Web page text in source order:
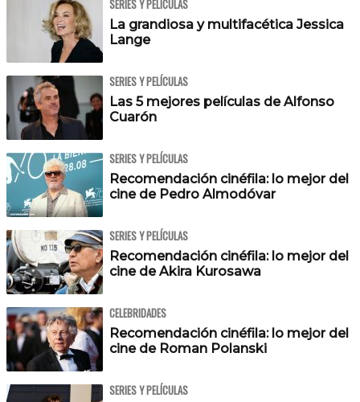
SERIES Y PELÍCULAS
La grandiosa y multifacética Jessica
Lange
SERIES Y PELÍCULAS
Las 5 mejores películas de Alfonso
Cuarón
SERIES Y PELÍCULAS
Recomendación cinéfila: lo mejor del
cine de Pedro Almodóvar
SERIES Y PELÍCULAS
Recomendación cinéfila: lo mejor del
cine de Akira Kurosawa
CELEBRIDADES
Recomendación cinéfila: lo mejor del
cine de Roman Polanski
SERIES Y PELÍCULAS